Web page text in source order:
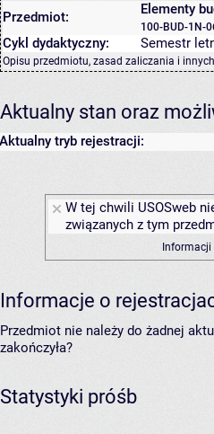
Przedmiot: Elementy
100-BUD-1N-
Cykl dydaktyczny: Semestr
Opisu przedmiotu, zasad zaliczania i
Aktualny stan oraz
Aktualny tryb rejestracji:
W tej chwili USOSweb
związanych z tym
Informacje o
Przedmiot nie należy do żadnej
zakończyła?
Statystyki próśb